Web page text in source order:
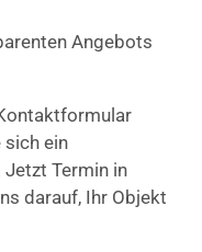
Angebots
sich ein
Termin in
darauf, Ihr Objekt